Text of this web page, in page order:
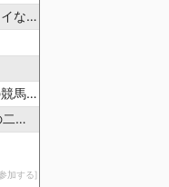
び
予想
馬
加する